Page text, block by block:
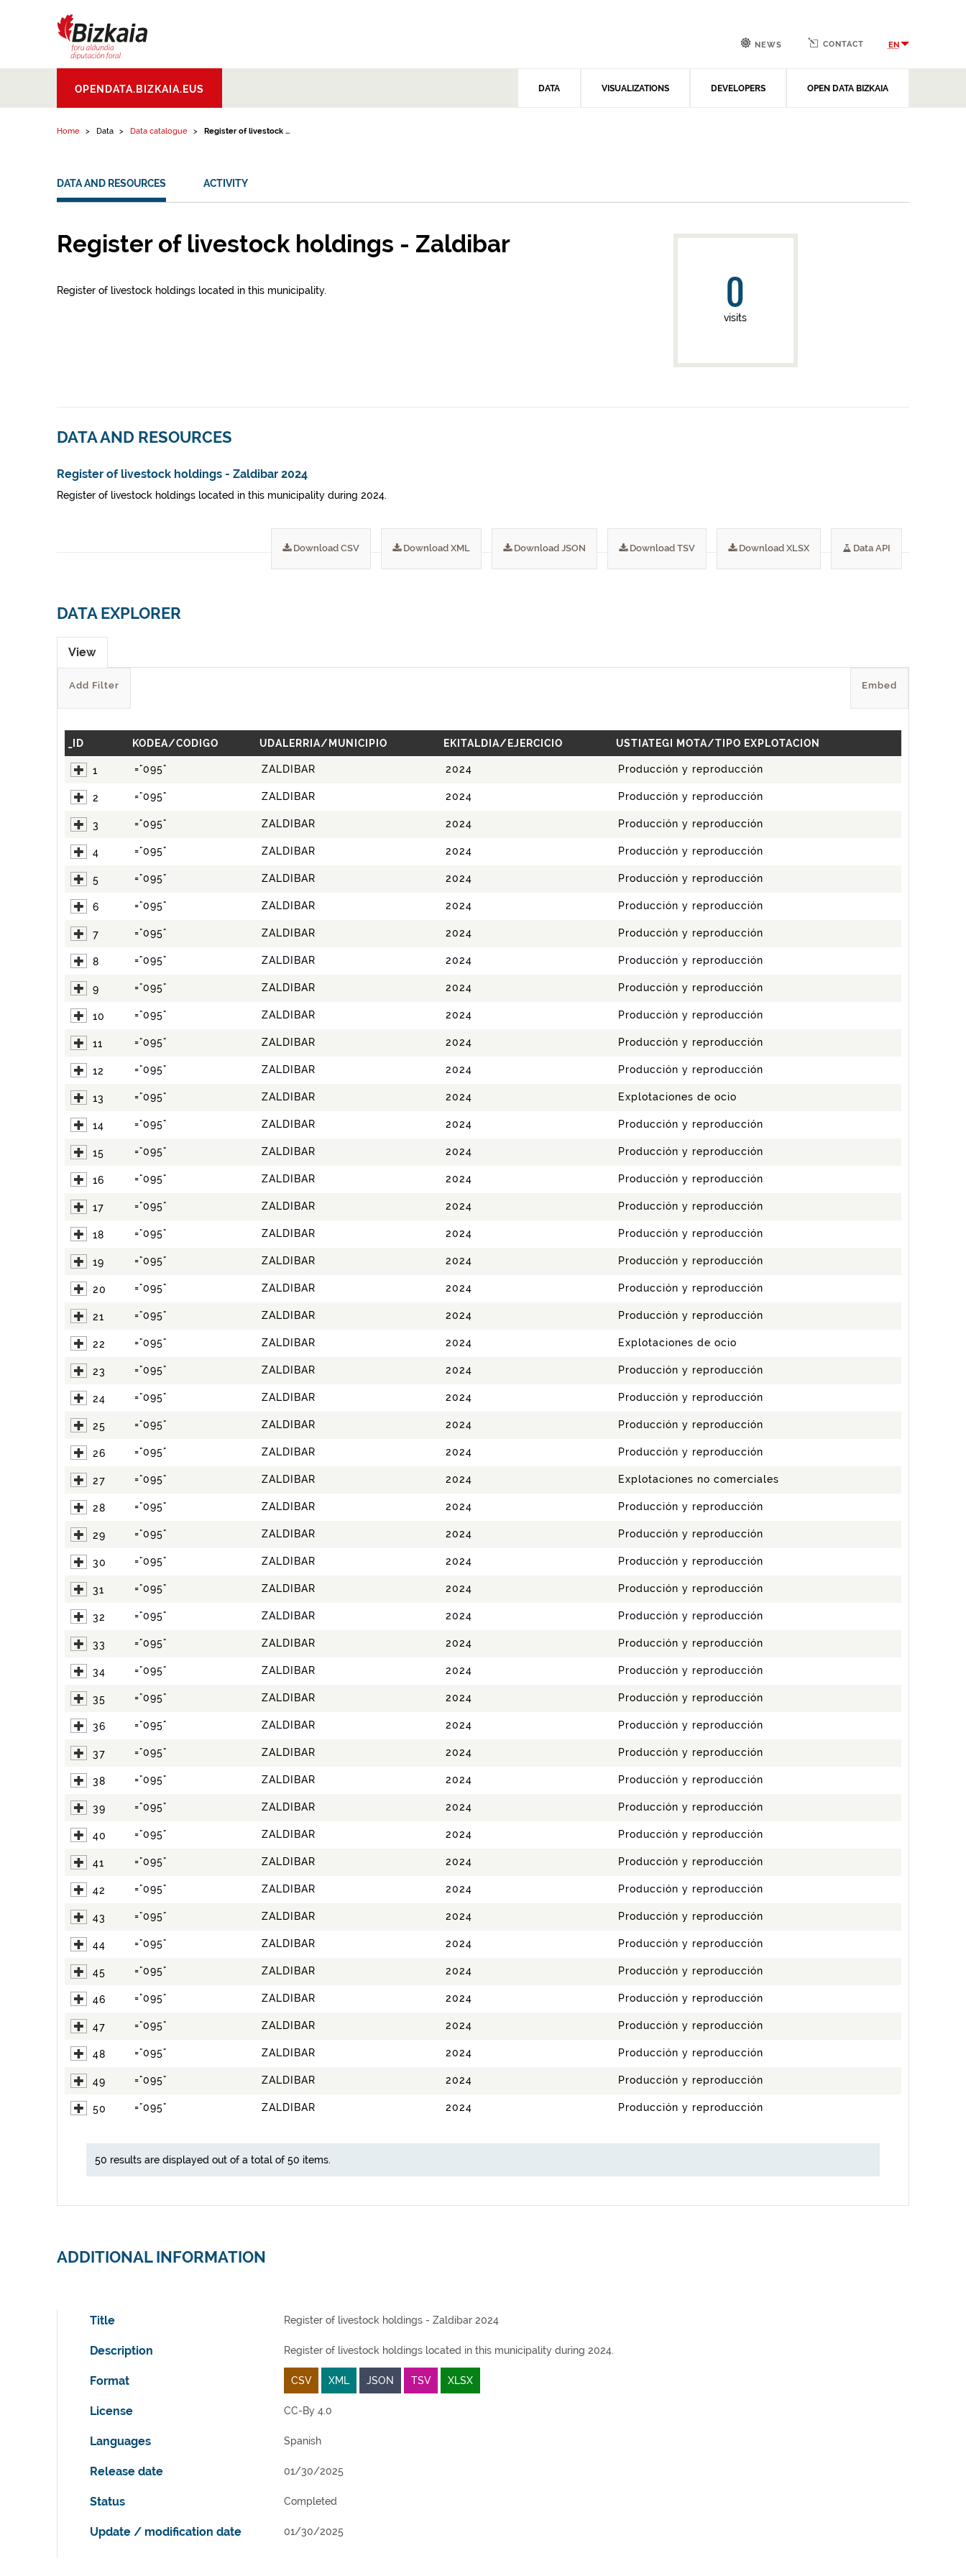
Aldundia.Diputacion
Foral de Bizkaia
OPENDATA.BIZKAIA.EUS DATA VISUALIZATIONS DEVELOPERS OPEN DATA BIZKAIA
NEWS CONTACT EN
Home Data Data catalogue Register of livestock ...
DATA AND RESOURCES ACTIVITY
Register of livestock holdings - Zaldibar
Register of livestock holdings located in this municipality. 0
visits
DATA AND RESOURCES
Register of livestock holdings - Zaldibar 2024
Register of livestock holdings located in this municipality during 2024.
Download CSV Download XML Download JSON Download TSV Download XLSX Data API
DATA EXPLORER
View
Embed
Add Filter
_ID KODEA/CODIGO UDALERRIA/MUNICIPIO EKITALDIA/EJERCICIO USTIATEGI MOTA/TIPO EXPLOTACION
1 ="095" ZALDIBAR 2024 Producción y reproducción
2 ="095" ZALDIBAR 2024 Producción y reproducción
3 ="095" ZALDIBAR 2024 Producción y reproducción
4 ="095" ZALDIBAR 2024 Producción y reproducción
5 ="095" ZALDIBAR 2024 Producción y reproducción
6 ="095" ZALDIBAR 2024 Producción y reproducción
7 ="095" ZALDIBAR 2024 Producción y reproducción
8 ="095" ZALDIBAR 2024 Producción y reproducción
9 ="095" ZALDIBAR 2024 Producción y reproducción
10 ="095" ZALDIBAR 2024 Producción y reproducción
11 ="095" ZALDIBAR 2024 Producción y reproducción
12 ="095" ZALDIBAR 2024 Producción y reproducción
13 ="095" ZALDIBAR 2024 Explotaciones de ocio
14 ="095" ZALDIBAR 2024 Producción y reproducción
15 ="095" ZALDIBAR 2024 Producción y reproducción
16 ="095" ZALDIBAR 2024 Producción y reproducción
17 ="095" ZALDIBAR 2024 Producción y reproducción
18 ="095" ZALDIBAR 2024 Producción y reproducción
19 ="095" ZALDIBAR 2024 Producción y reproducción
20 ="095" ZALDIBAR 2024 Producción y reproducción
21 ="095" ZALDIBAR 2024 Producción y reproducción
22 ="095" ZALDIBAR 2024 Explotaciones de ocio
23 ="095" ZALDIBAR 2024 Producción y reproducción
24 ="095" ZALDIBAR 2024 Producción y reproducción
25 ="095" ZALDIBAR 2024 Producción y reproducción
26 ="095" ZALDIBAR 2024 Producción y reproducción
27 ="095" ZALDIBAR 2024 Explotaciones no comerciales
28 ="095" ZALDIBAR 2024 Producción y reproducción
29 ="095" ZALDIBAR 2024 Producción y reproducción
30 ="095" ZALDIBAR 2024 Producción y reproducción
31 ="095" ZALDIBAR 2024 Producción y reproducción
32 ="095" ZALDIBAR 2024 Producción y reproducción
33 ="095" ZALDIBAR 2024 Producción y reproducción
34 ="095" ZALDIBAR 2024 Producción y reproducción
35 ="095" ZALDIBAR 2024 Producción y reproducción
36 ="095" ZALDIBAR 2024 Producción y reproducción
37 ="095" ZALDIBAR 2024 Producción y reproducción
38 ="095" ZALDIBAR 2024 Producción y reproducción
39 ="095" ZALDIBAR 2024 Producción y reproducción
40 ="095" ZALDIBAR 2024 Producción y reproducción
41 ="095" ZALDIBAR 2024 Producción y reproducción
42 ="095" ZALDIBAR 2024 Producción y reproducción
43 ="095" ZALDIBAR 2024 Producción y reproducción
44 ="095" ZALDIBAR 2024 Producción y reproducción
45 ="095" ZALDIBAR 2024 Producción y reproducción
46 ="095" ZALDIBAR 2024 Producción y reproducción
47 ="095" ZALDIBAR 2024 Producción y reproducción
48 ="095" ZALDIBAR 2024 Producción y reproducción
49 ="095" ZALDIBAR 2024 Producción y reproducción
50 ="095" ZALDIBAR 2024 Producción y reproducción
50 results are displayed out of a total of 50 items.
ADDITIONAL INFORMATION
Title Register of livestock holdings - Zaldibar 2024
Description Register of livestock holdings located in this municipality during 2024.
Format CSV XML JSON TSV XLSX
License CC-By 4.0
Languages Spanish
Release date 01/30/2025
Status Completed
Update / modification date 01/30/2025